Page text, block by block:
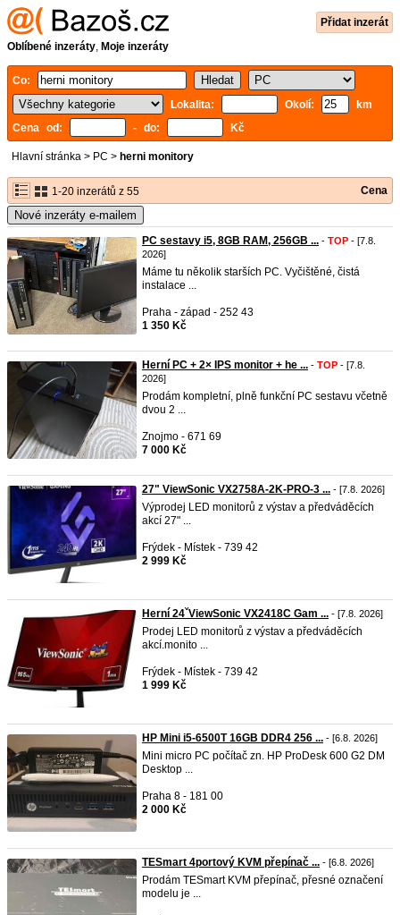
Přidat inzerát
Oblíbené inzeráty, Moje inzeráty
Co:
Lokalita:
Okolí:
km
Cena od:
- do: Kč
Hlavní stránka > PC > herni monitory
1-20 inzerátů z 55 Cena
Nové inzeráty e-mailem
PC sestavy i5, 8GB RAM, 256GB ... - TOP - [7.8.
2026]
Máme tu několik starších PC. Vyčištěné, čistá
instalace ...
Praha - západ - 252 43
1 350 Kč
Herní PC + 2× IPS monitor + he ... - TOP - [7.8.
2026]
Prodám kompletní, plně funkční PC sestavu včetně
dvou 2 ...
Znojmo - 671 69
7 000 Kč
27" ViewSonic VX2758A-2K-PRO-3 ... - [7.8. 2026]
Výprodej LED monitorů z výstav a předváděcích
akcí 27" ...
Frýdek - Místek - 739 42
2 999 Kč
Herní 24ˇViewSonic VX2418C Gam ... - [7.8. 2026]
Prodej LED monitorů z výstav a předváděcích
akcí.monito ...
Frýdek - Místek - 739 42
1 999 Kč
HP Mini i5-6500T 16GB DDR4 256 ... - [6.8. 2026]
Mini micro PC počítač zn. HP ProDesk 600 G2 DM
Desktop ...
Praha 8 - 181 00
2 000 Kč
TESmart 4portový KVM přepínač ... - [6.8. 2026]
Prodám TESmart KVM přepínač, přesné označení
modelu je ...